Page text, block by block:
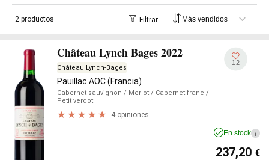
2 productos Filtrar
Château Lynch Bages 2022
Château Lynch-Bages
Pauillac AOC (Francia)
Cabernet sauvignon / Merlot / Cabernet franc /
Petit verdot
4 opiniones
12
En stock i
237,20 €